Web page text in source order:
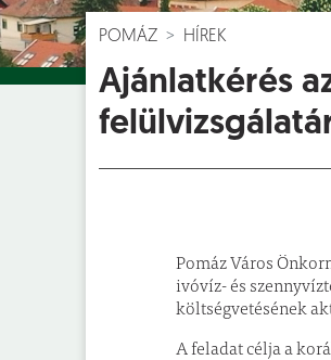
POMÁZ HÍREK
Ajánlatkérés
Pomáz Város
ivóvíz- és
költségvetésének
A feladat célja a